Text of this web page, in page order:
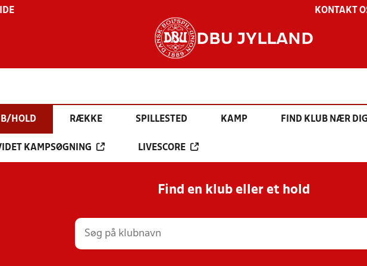
KONTAKT
DBU JYLLAND
HOLD RÆKKE SPILLESTED KAMP FIND KLUB NÆR
KAMPSØGNING LIVESCORE
Find en klub eller et hold